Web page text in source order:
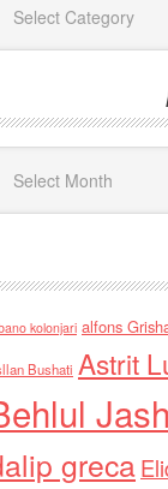
kolonjari alfons
Bushati Astrit
greca